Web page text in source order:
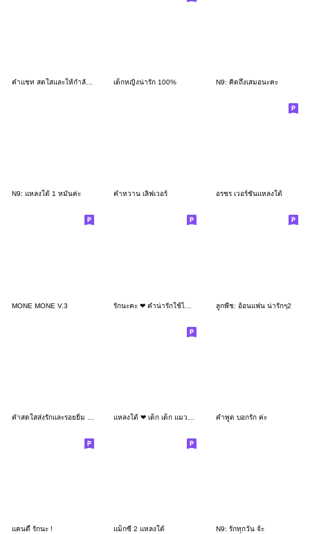
เด็กหญิงน่ารัก 100% N9: คิดถึงเสมอนะคะ
N9: แหลงใต้ 1 หมันค่ะ คำหวาน เลิฟเวอร์ อรชร เวอร์ชั่นแหลงใต้
MONE MONE V.3 ลูกพีช: อ้อนแฟน น่ารักๆ2
คำพูด บอกรัก ค่ะ
แคนดี้ รักนะ ! แม็กซี่ 2 แหลงใต้ N9: รักทุกวัน จ้ะ